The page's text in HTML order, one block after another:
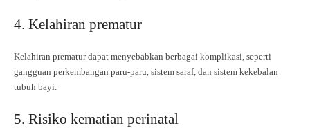
4. Kelahiran prematur
Kelahiran prematur dapat menyebabkan berbagai komplikasi, seperti
gangguan perkembangan paru-paru, sistem saraf, dan sistem kekebalan
tubuh bayi.
5. Risiko kematian perinatal